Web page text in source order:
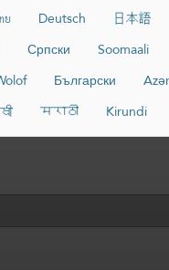
ย Deutsch 日本語
Српски Soomaali
Български
मराठी Kirundi